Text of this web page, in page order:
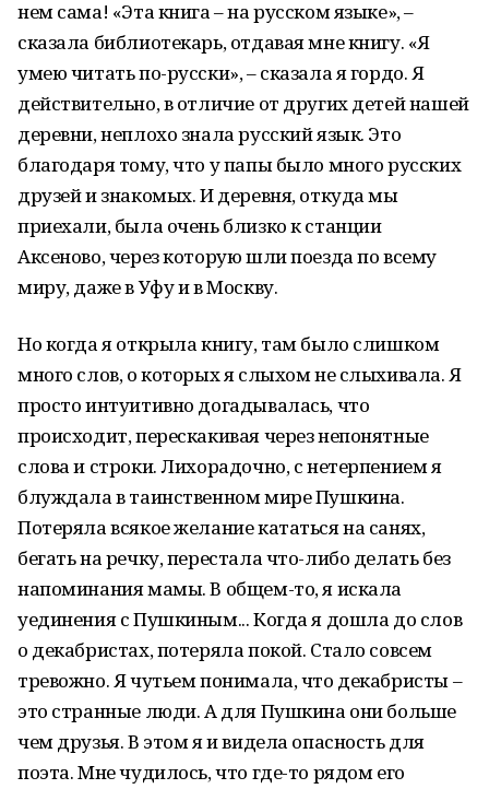
нем сама! «Эта книга – на русском языке», –
сказала библиотекарь, отдавая мне книгу. «Я
умею читать по-русски», – сказала я гордо. Я
действительно, в отличие от других детей нашей
деревни, неплохо знала русский язык. Это
благодаря тому, что у папы было много русских
друзей и знакомых. И деревня, откуда мы
приехали, была очень близко к станции
Аксеново, через которую шли поезда по всему
миру, даже в Уфу и в Москву.
Но когда я открыла книгу, там было слишком
много слов, о которых я слыхом не слыхивала. Я
просто интуитивно догадывалась, что
происходит, перескакивая через непонятные
слова и строки. Лихорадочно, с нетерпением я
блуждала в таинственном мире Пушкина.
Потеряла всякое желание кататься на санях,
бегать на речку, перестала что-либо делать без
напоминания мамы. В общем-то, я искала
уединения с Пушкиным... Когда я дошла до слов
о декабристах, потеряла покой. Стало совсем
тревожно. Я чутьем понимала, что декабристы –
это странные люди. А для Пушкина они больше
чем друзья. В этом я и видела опасность для
поэта. Мне чудилось, что где-то рядом его